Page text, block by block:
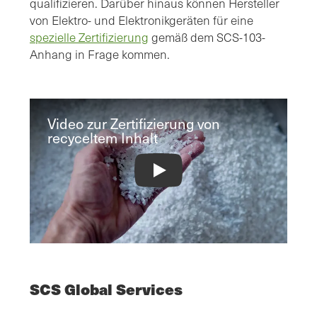
von Elektro- und Elektronikgeräten für eine
spezielle Zertifizierung gemäß dem SCS-103-
Anhang in Frage kommen.
Video zur Zertifizierung von
recyceltem Inhalt
Recycled Content Certification Video
SCS Global Services